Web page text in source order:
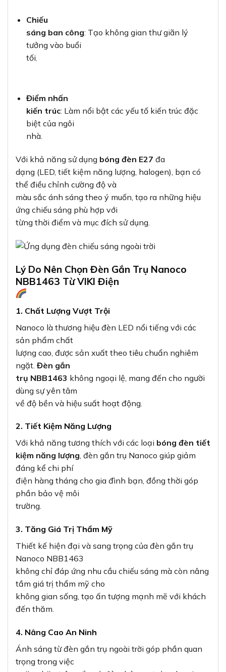
Chiếu
sáng ban công: Tạo không gian thư giãn lý
tưởng vào buổi
tối.
Điểm nhấn
kiến trúc: Làm nổi bật các yếu tố kiến trúc đặc
biệt của ngôi
nhà.
Với khả năng sử dụng bóng đèn E27 đa
dạng (LED, tiết kiệm năng lượng, halogen), bạn có
thể điều chỉnh cường độ và
màu sắc ánh sáng theo ý muốn, tạo ra những hiệu
ứng chiếu sáng phù hợp với
từng thời điểm và mục đích sử dụng.
Lý Do Nên Chọn Đèn Gắn Trụ Nanoco
NBB1463 Từ VIKI Điện
1. Chất Lượng Vượt Trội
Nanoco là thương hiệu đèn LED nổi tiếng với các
sản phẩm chất
lượng cao, được sản xuất theo tiêu chuẩn nghiêm
ngặt. Đèn gắn
trụ NBB1463 không ngoại lệ, mang đến cho người
dùng sự yên tâm
về độ bền và hiệu suất hoạt động.
2. Tiết Kiệm Năng Lượng
Với khả năng tương thích với các loại bóng đèn tiết
kiệm năng lượng, đèn gắn trụ Nanoco giúp giảm
đáng kể chi phí
điện hàng tháng cho gia đình bạn, đồng thời góp
phần bảo vệ môi
trường.
3. Tăng Giá Trị Thẩm Mỹ
Thiết kế hiện đại và sang trọng của đèn gắn trụ
Nanoco NBB1463
không chỉ đáp ứng nhu cầu chiếu sáng mà còn nâng
tầm giá trị thẩm mỹ cho
không gian sống, tạo ấn tượng mạnh mẽ với khách
đến thăm.
4. Nâng Cao An Ninh
Ánh sáng từ đèn gắn trụ ngoài trời góp phần quan
trọng trong việc